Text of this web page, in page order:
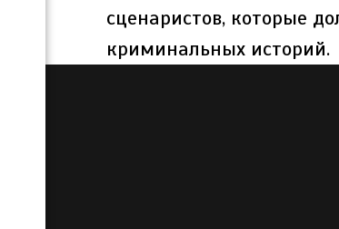
сценаристов, которые
криминальных историй.